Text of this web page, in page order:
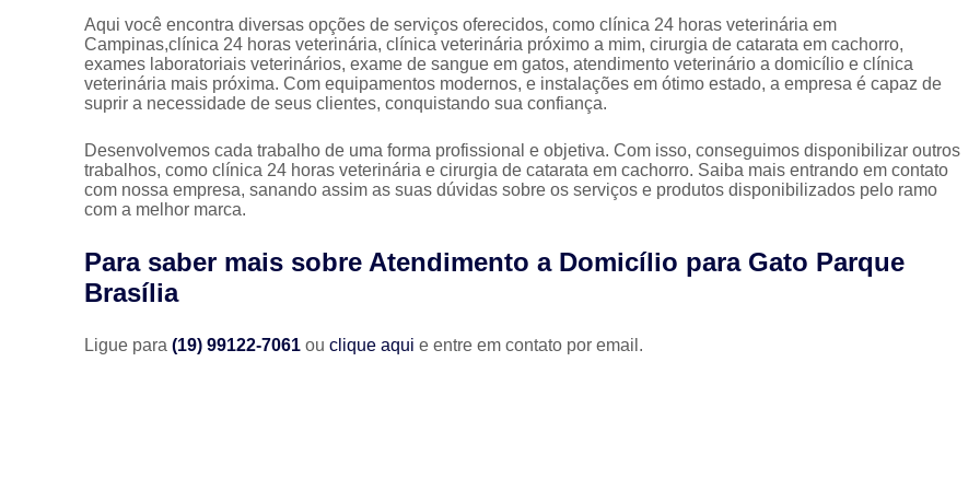
Clínica Veterinária Mais Próxima
Clínica
Clínica Veterinária Próximo a Mim
Clínica
Consulta
Consulta Veterinária Dermatológica para
Consulta Veterinária para Animais de
Consulta Veterinária para Gatos
Aqui você encontra diversas opções de serviços oferecidos, como clínica 24 horas veterinária em
Campinas,clínica 24 horas veterinária, clínica veterinária próximo a mim, cirurgia de catarata em cachorro,
exames laboratoriais veterinários, exame de sangue em gatos, atendimento veterinário a domicílio e clínica
veterinária mais próxima. Com equipamentos modernos, e instalações em ótimo estado, a empresa é capaz de
suprir a necessidade de seus clientes, conquistando sua confiança.
Desenvolvemos cada trabalho de uma forma profissional e objetiva. Com isso, conseguimos disponibilizar outros
trabalhos, como clínica 24 horas veterinária e cirurgia de catarata em cachorro. Saiba mais entrando em contato
com nossa empresa, sanando assim as suas dúvidas sobre os serviços e produtos disponibilizados pelo ramo
com a melhor marca.
Para saber mais sobre Atendimento a Domicílio para Gato Parque
Brasília
Ligue para(19) 99122-7061ouclique aqui e entre em contato por email.